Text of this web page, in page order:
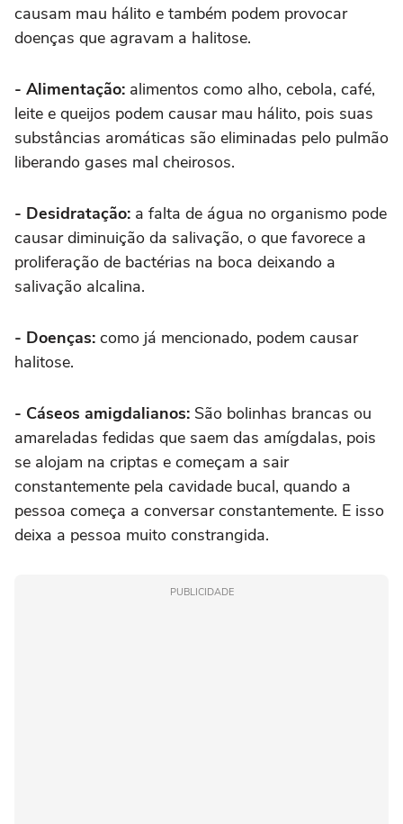
causam mau hálito e também podem provocar
doenças que agravam a halitose.
- Alimentação: alimentos como alho, cebola, café,
leite e queijos podem causar mau hálito, pois suas
substâncias aromáticas são eliminadas pelo pulmão
liberando gases mal cheirosos.
- Desidratação: a falta de água no organismo pode
causar diminuição da salivação, o que favorece a
proliferação de bactérias na boca deixando a
salivação alcalina.
- Doenças: como já mencionado, podem causar
halitose.
- Cáseos amigdalianos: São bolinhas brancas ou
amareladas fedidas que saem das amígdalas, pois
se alojam na criptas e começam a sair
constantemente pela cavidade bucal, quando a
pessoa começa a conversar constantemente. E isso
deixa a pessoa muito constrangida.
PUBLICIDADE